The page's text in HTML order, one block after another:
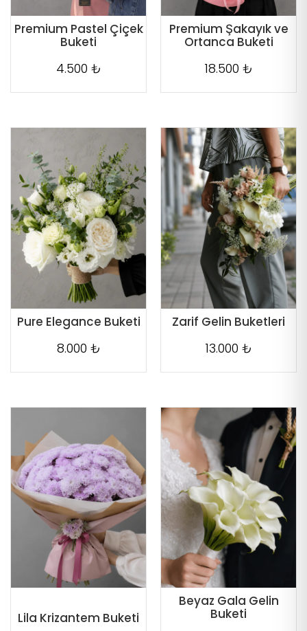
Premium Pastel Çiçek
Buketi
4.500 ₺
Premium Şakayık ve
Ortanca Buketi
18.500 ₺
Pure Elegance Buketi
8.000 ₺
Zarif Gelin Buketleri
13.000 ₺
Lila Krizantem Buketi
Beyaz Gala Gelin
Buketi